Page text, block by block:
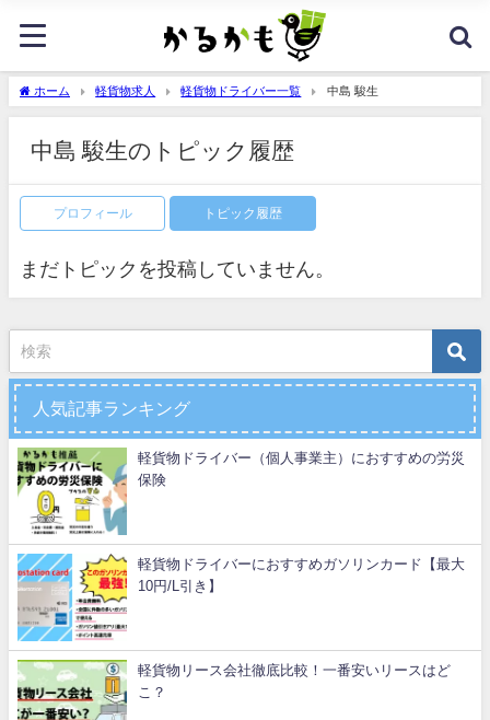
ホーム 軽貨物求人 軽貨物ドライバー一覧 中島 駿生
中島 駿生のトピック履歴
プロフィール トピック履歴
まだトピックを投稿していません。
人気記事ランキング
軽貨物ドライバー（個人事業主）におすすめの労災
保険
軽貨物ドライバーにおすすめガソリンカード【最大
10円/L引き】
軽貨物リース会社徹底比較！一番安いリースはど
こ？